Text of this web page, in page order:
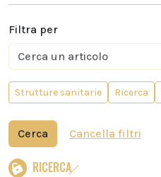
Filtra per
Strutture sanitarie Ricerca
Cerca Cancella filtri
RICERCA